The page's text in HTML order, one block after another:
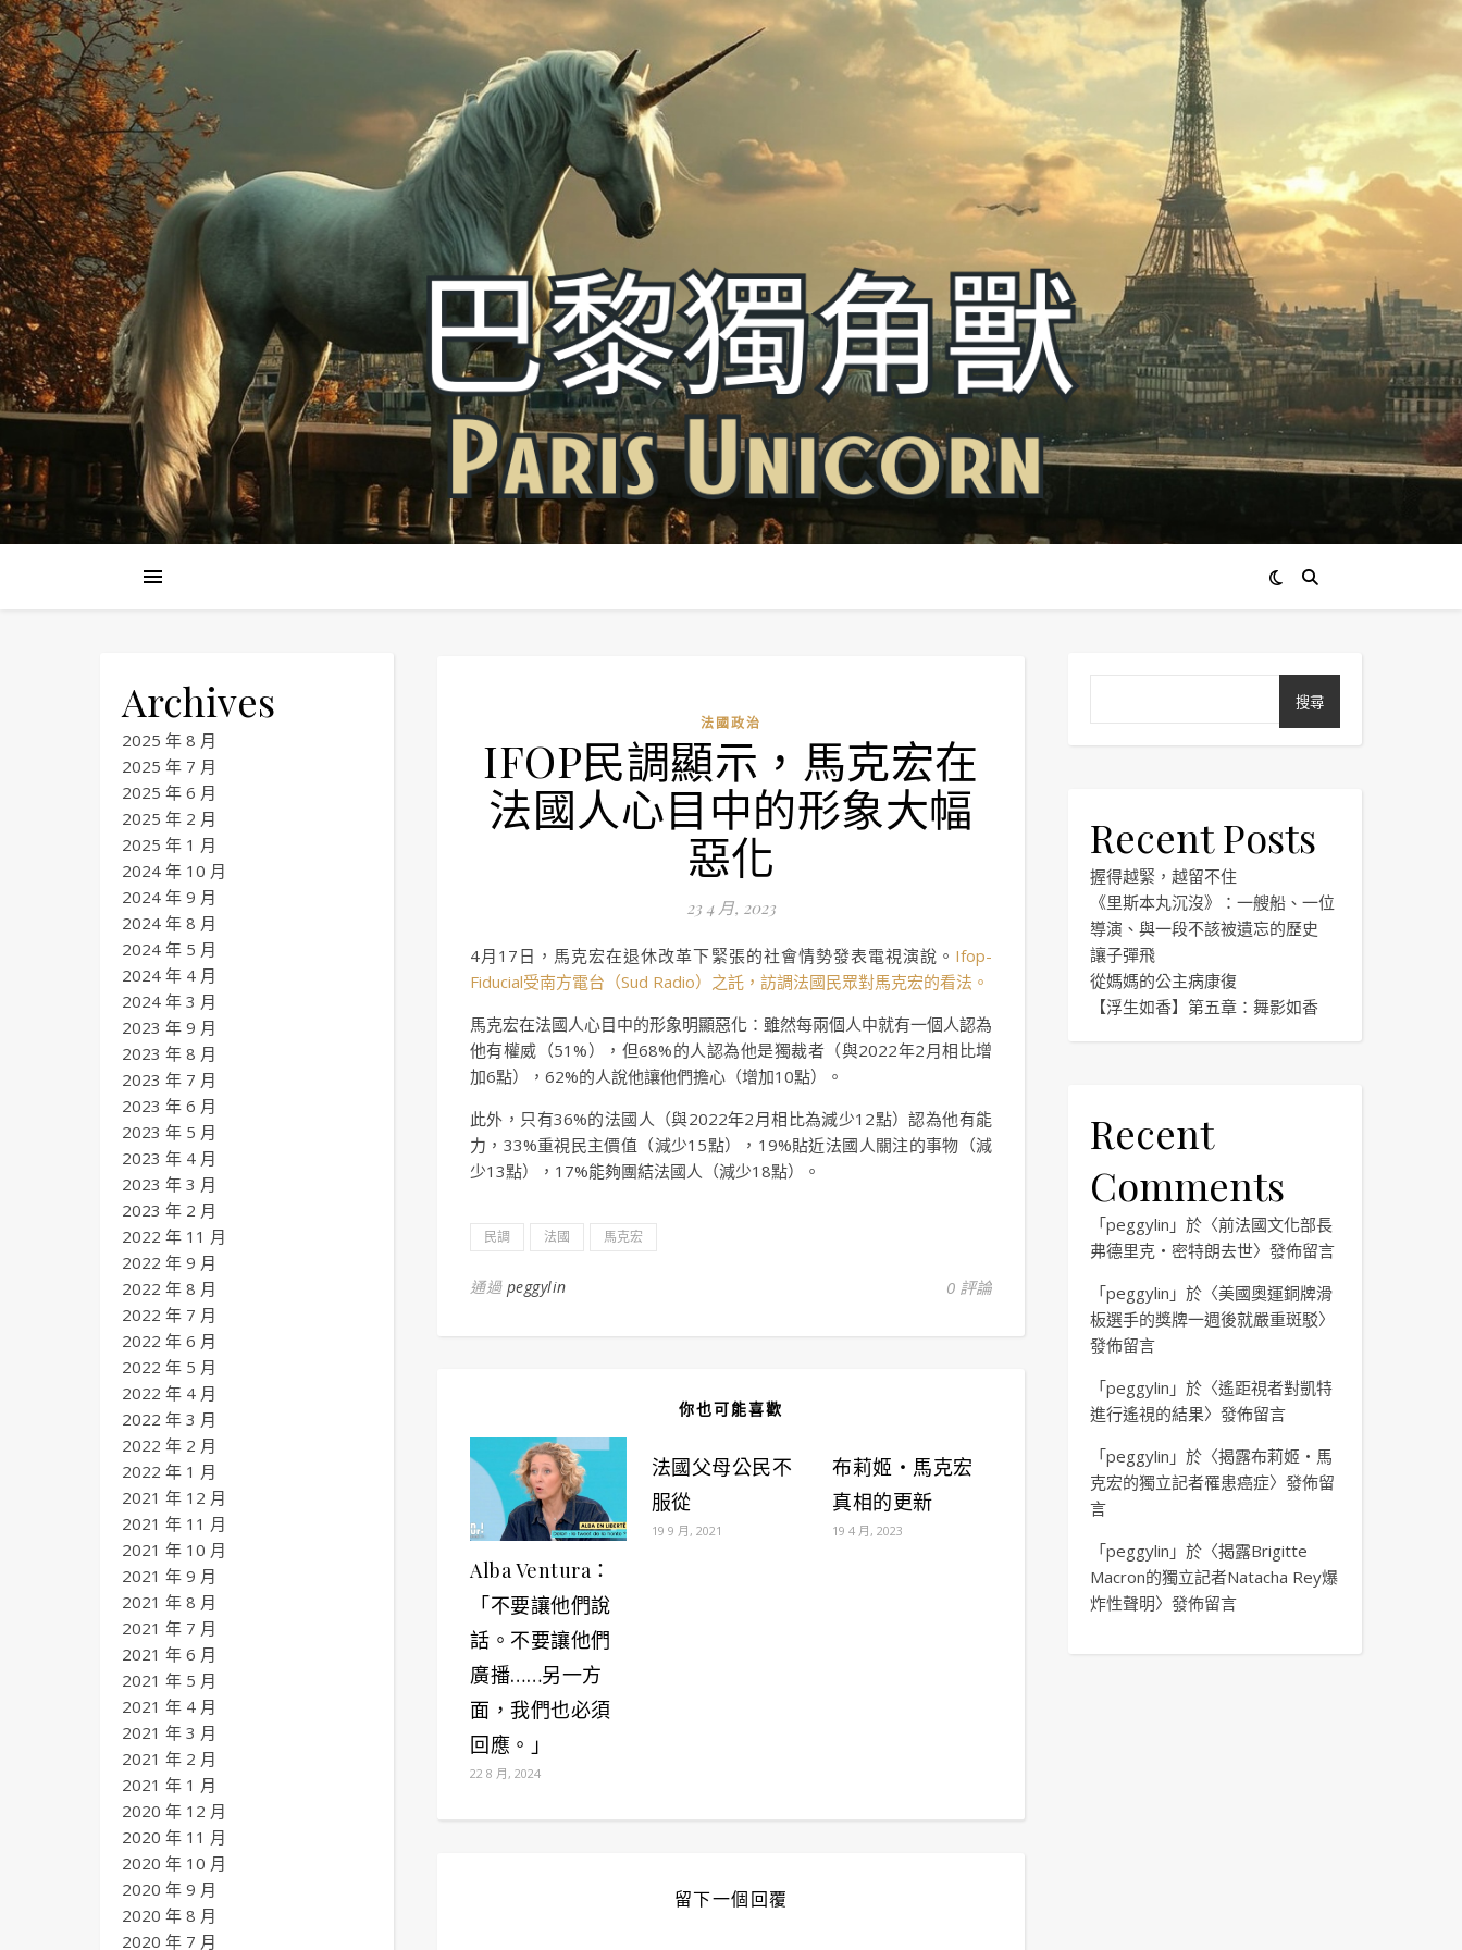
Archives
2025 年 8 月
2025 年 7 月
2025 年 6 月
2025 年 2 月
2025 年 1 月
2024 年 10 月
2024 年 9 月
2024 年 8 月
2024 年 5 月
2024 年 4 月
2024 年 3 月
2023 年 9 月
2023 年 8 月
2023 年 7 月
2023 年 6 月
2023 年 5 月
2023 年 4 月
2023 年 3 月
2023 年 2 月
2022 年 11 月
2022 年 9 月
2022 年 8 月
2022 年 7 月
2022 年 6 月
2022 年 5 月
2022 年 4 月
2022 年 3 月
2022 年 2 月
2022 年 1 月
2021 年 12 月
2021 年 11 月
2021 年 10 月
2021 年 9 月
2021 年 8 月
2021 年 7 月
2021 年 6 月
2021 年 5 月
2021 年 4 月
2021 年 3 月
2021 年 2 月
2021 年 1 月
2020 年 12 月
2020 年 11 月
2020 年 10 月
2020 年 9 月
2020 年 8 月
2020 年 7 月
法國政治
IFOP民調顯示，馬克宏在
法國人心目中的形象大幅
惡化
23 4 月, 2023
4月17日，馬克宏在退休改革下緊張的社會情勢發表電視演說。 Ifop-
Fiducial受南方電台（Sud Radio）之託，訪調法國民眾對馬克宏的看法。
馬克宏在法國人心目中的形象明顯惡化：雖然每兩個人中就有一個人認為
他有權威（51%），但68%的人認為他是獨裁者（與2022年2月相比增
加6點），62%的人說他讓他們擔心（增加10點）。
此外，只有36%的法國人（與2022年2月相比為減少12點）認為他有能
力，33%重視民主價值（減少15點），19%貼近法國人關注的事物（減
少13點），17%能夠團結法國人（減少18點）。
民調 法國 馬克宏
通過 peggylin 0 評論
你也可能喜歡
Alba Ventura：
「不要讓他們說
話。不要讓他們
廣播……另一方
面，我們也必須
回應。」
22 8 月, 2024
法國父母公民不
服從
19 9 月, 2021
布莉姬・馬克宏
真相的更新
19 4 月, 2023
留下一個回覆
搜尋
Recent Posts
握得越緊，越留不住
《里斯本丸沉沒》：一艘船、一位
導演、與一段不該被遺忘的歷史
讓子彈飛
從媽媽的公主病康復
【浮生如香】第五章：舞影如香
Recent
Comments
「peggylin 」於〈前法國文化部長
弗德里克・密特朗去世〉發佈留言
「peggylin 」於〈美國奧運銅牌滑
板選手的獎牌一週後就嚴重斑駁〉
發佈留言
「peggylin 」於〈遙距視者對凱特
進行遙視的結果〉發佈留言
「peggylin 」於〈揭露布莉姬・馬
克宏的獨立記者罹患癌症〉發佈留
言
「peggylin 」於〈揭露Brigitte
Macron的獨立記者Natacha Rey爆
炸性聲明〉發佈留言